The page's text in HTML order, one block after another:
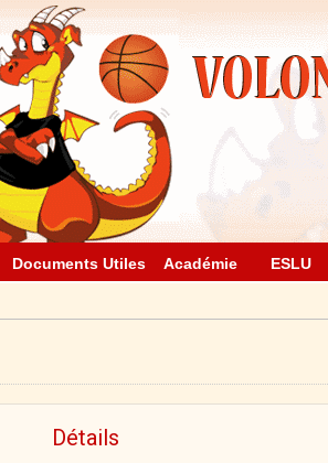
Documents Utiles Académie ESLU
Détails